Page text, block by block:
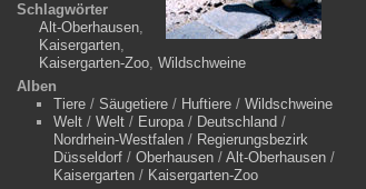
Schlagwörter
Alt-Oberhausen,
Kaisergarten,
Kaisergarten-Zoo, Wildschweine
Alben
Tiere/ Säugetiere/ Huftiere/ Wildschweine
Welt/ Welt/ Europa/ Deutschland /
Nordrhein-Westfalen/ Regierungsbezirk
Düsseldorf/ Oberhausen/ Alt-Oberhausen/
Kaisergarten/ Kaisergarten-Zoo